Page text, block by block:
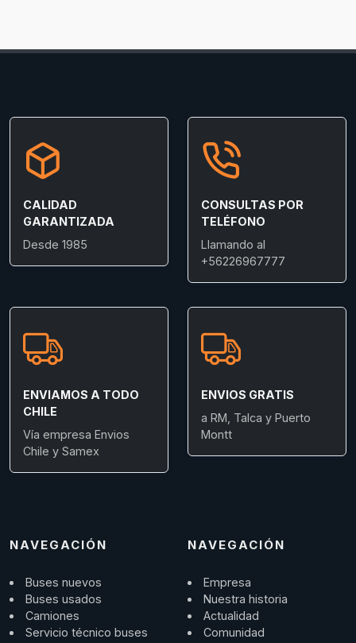
CALIDAD
GARANTIZADA
Desde 1985
CONSULTAS POR
TELÉFONO
Llamando al
+56226967777
ENVIAMOS A TODO
CHILE
Vía empresa Envios
Chile y Samex
ENVIOS GRATIS
a RM, Talca y Puerto
Montt
NAVEGACIÓN
Buses nuevos
Buses usados
Camiones
Servicio técnico buses
NAVEGACIÓN
Empresa
Nuestra historia
Actualidad
Comunidad